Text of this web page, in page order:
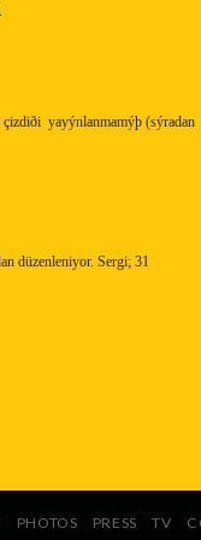
çizdiði yayýnlanmamýþ (sýradan
düzenleniyor. Sergi; 31
PHOTOS PRESS TV